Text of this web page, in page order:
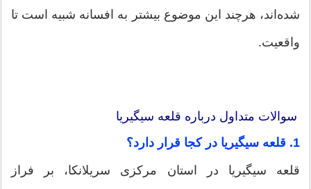
شده‌اند، هرچند این موضوع بیشتر به افسانه شبیه است تا
واقعیت.
سوالات متداول درباره قلعه سیگیریا
1. قلعه سیگیریا در کجا قرار دارد؟
قلعه سیگیریا در استان مرکزی سریلانکا، بر فراز